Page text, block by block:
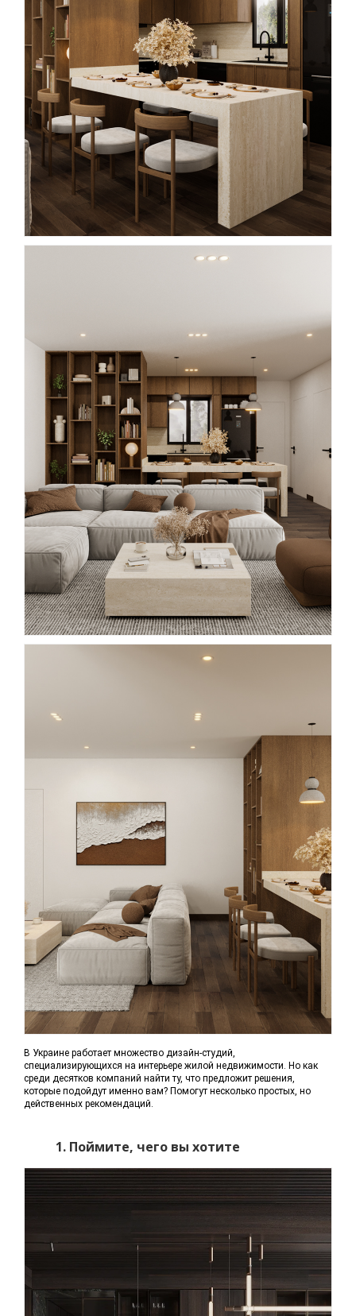
В Украине работает множество дизайн-студий,
специализирующихся на интерьере жилой недвижимости. Но как
среди десятков компаний найти ту, что предложит решения,
которые подойдут именно вам? Помогут несколько простых, но
действенных рекомендаций.
1. Поймите, чего вы хотите